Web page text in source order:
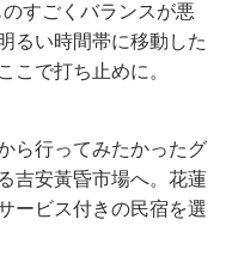
すごくバランスが悪
るい時間帯に移動した
こで打ち止めに。
ら行ってみたかったグ
吉安黃昏市場へ。花蓮
ービス付きの民宿を選